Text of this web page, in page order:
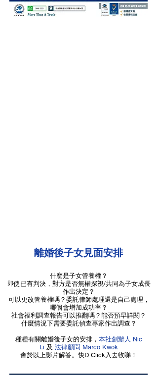
離婚後子女見面安排
什麼是子女管養權？
即使已有判決，對方是否無權探視/共同為子女成長
作出決定？
可以更改管養權嗎？委託律師處理還是自己處理，
哪個會增加成功率？
社會福利調查報告可以推翻嗎？能否預早詳閱？
什麼情況下需要委託偵查專家作出調查？
種種有關離婚後子女的安排， 本社創辦人 Nic
Li 及 法律顧問 Marco Kwok
會於以上影片解答。快D Click入去收睇！